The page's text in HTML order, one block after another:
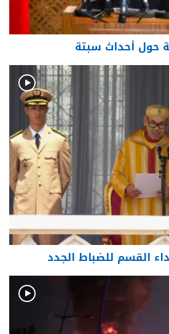
حول أحداث سبتة
القسم للضباط الجدد